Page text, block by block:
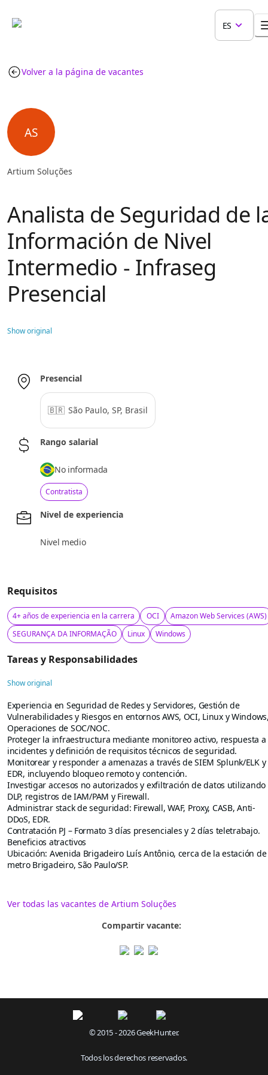
ES
Volver a la página de vacantes
AS
Artium Soluções
Analista de Seguridad de
Información de Nivel
Intermedio - Infraseg
Presencial
Show original
Presencial
🇧🇷 São Paulo, SP, Brasil
Rango salarial
No informada
Contratista
Nivel de experiencia
Nivel medio
Requisitos
4+ años de experiencia en la carrera OCI
Amazon Web Services (AWS)
SEGURANÇA DA INFORMAÇÃO
Linux Windows
Tareas y Responsabilidades
Show original
Experiencia en Seguridad de Redes y Servidores, Gestión de
Vulnerabilidades y Riesgos en entornos AWS, OCI, Linux y
Operaciones de SOC/NOC.
Proteger la infraestructura mediante monitoreo activo, respuesta a
incidentes y definición de requisitos técnicos de seguridad.
Monitorear y responder a amenazas a través de SIEM Splunk/ELK y
EDR, incluyendo bloqueo remoto y contención.
Investigar accesos no autorizados y exfiltración de datos utilizando
DLP, registros de IAM/PAM y Firewall.
Administrar stack de seguridad: Firewall, WAF, Proxy, CASB, Anti-
DDoS, EDR.
Contratación PJ – Formato 3 días presenciales y 2 días teletrabajo.
Beneficios atractivos
Ubicación: Avenida Brigadeiro Luís Antônio, cerca de la estación de
metro Brigadeiro, São Paulo/SP.
Ver todas las vacantes de Artium Soluções
Compartir vacante:
© 2015 - 2026 GeekHunter.
Todos los derechos reservados.